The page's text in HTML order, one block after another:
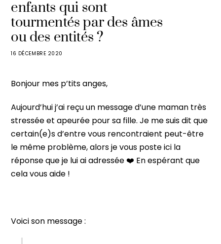
16 DÉCEMBRE 2020
enfants qui sont
tourmentés par des âmes
ou des entités ?
Bonjour mes p’tits anges,
Aujourd’hui j’ai reçu un message d’une maman très
stressée et apeurée pour sa fille. Je me suis dit que
certain(e)s d’entre vous rencontraient peut-être
le même problème, alors je vous poste ici la
réponse que je lui ai adressée ❤️ En espérant que
cela vous aide !
Voici son message :